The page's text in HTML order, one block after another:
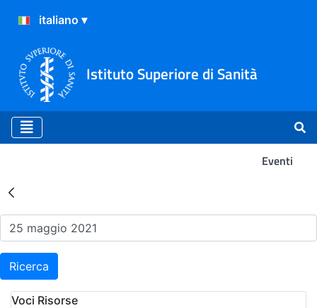
Istituto Superiore di Sanità
Eventi
Risultati della Ricerca -
Ricerca
Voci Risorse